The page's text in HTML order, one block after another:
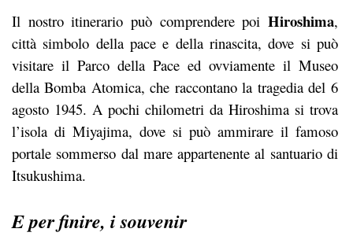
Il nostro itinerario può comprendere poi Hiroshima,
città simbolo della pace e della rinascita, dove si può
visitare il Parco della Pace ed ovviamente il Museo
della Bomba Atomica, che raccontano la tragedia del 6
agosto 1945. A pochi chilometri da Hiroshima si trova
l’isola di Miyajima, dove si può ammirare il famoso
portale sommerso dal mare appartenente al santuario di
Itsukushima.
E per finire, i souvenir